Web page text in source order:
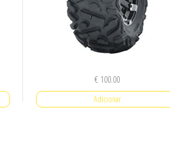
€ 100.00
Adicionar